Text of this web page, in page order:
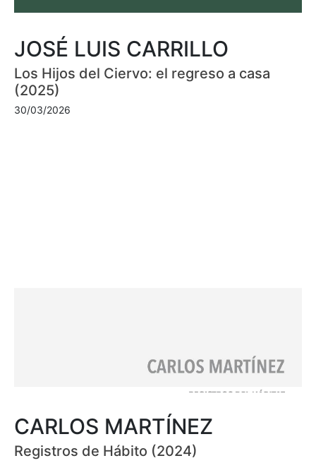
JOSÉ LUIS CARRILLO
Los Hijos del Ciervo: el regreso a casa
(2025)
30/03/2026
CARLOS MARTÍNEZ
Registros de Hábito (2024)